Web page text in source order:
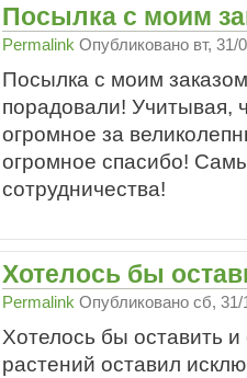
Посылка с моим
Permalink Опубликовано вт, 31/
Посылка с моим
порадовали! Учитывая,
огромное за
огромное спасибо!
сотрудничества!
Хотелось бы
Permalink Опубликованосб, 31/
Хотелось бы оставить
растений оставил